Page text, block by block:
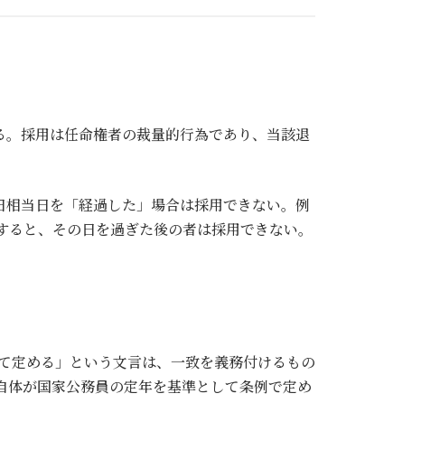
採用は任命権者の裁量的行為であり、当該退
当日を「経過した」場合は採用できない。例
と、その日を過ぎた後の者は採用できない。
定める」という文言は、一致を義務付けるもの
が国家公務員の定年を基準として条例で定め